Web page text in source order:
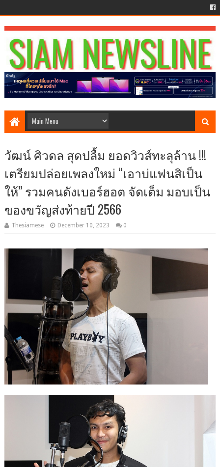
วัฒน์ ศิวดล สุดปลื้ม ยอดวิวส์ทะลุล้าน !!!
เตรียมปล่อยเพลงใหม่ “เอาบ่แฟนสิเป็น
ให้” รวมคนดังเบอร์ฮอต จัดเต็ม มอบเป็น
ของขวัญส่งท้ายปี 2566
Thesiamese December 10, 2023 0